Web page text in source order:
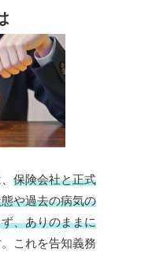
保険会社と正式
や過去の病気の
、ありのままに
これを告知義務